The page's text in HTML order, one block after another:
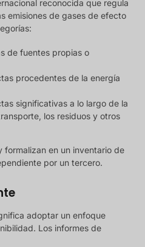
reconocida que regula
emisiones de gases de efecto
de fuentes propias o
procedentes de la energía
significativas a lo largo de la
los residuos y otros
formalizan en un inventario de
por un tercero.
adoptar un enfoque
Los informes de